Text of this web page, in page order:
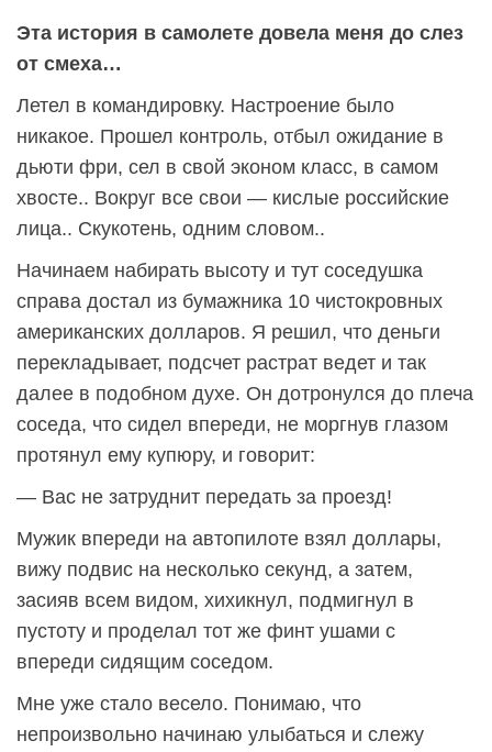
Эта история в самолете довела меня до слез
от смеха…
Летел в командировку. Настроение было
никакое. Прошел контроль, отбыл ожидание в
дьюти фри, сел в свой эконом класс, в самом
хвосте.. Вокруг все свои — кислые российские
лица.. Скукотень, одним словом..
Начинаем набирать высоту и тут соседушка
справа достал из бумажника 10 чистокровных
американских долларов. Я решил, что деньги
перекладывает, подсчет растрат ведет и так
далее в подобном духе. Он дотронулся до плеча
соседа, что сидел впереди, не моргнув глазом
протянул ему купюру, и говорит:
— Вас не затруднит передать за проезд!
Мужик впереди на автопилоте взял доллары,
вижу подвис на несколько секунд, а затем,
засияв всем видом, хихикнул, подмигнул в
пустоту и проделал тот же финт ушами с
впереди сидящим соседом.
Мне уже стало весело. Понимаю, что
непроизвольно начинаю улыбаться и слежу